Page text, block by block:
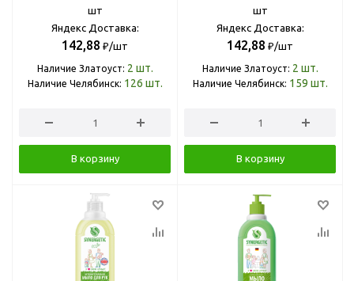
шт
Яндекс Доставка:
142,88 ₽/шт
Наличие Златоуст: 2 шт.
Наличие Челябинск: 126 шт.
В корзину
шт
Яндекс Доставка:
142,88 ₽/шт
Наличие Златоуст: 2 шт.
Наличие Челябинск: 159 шт.
В корзину